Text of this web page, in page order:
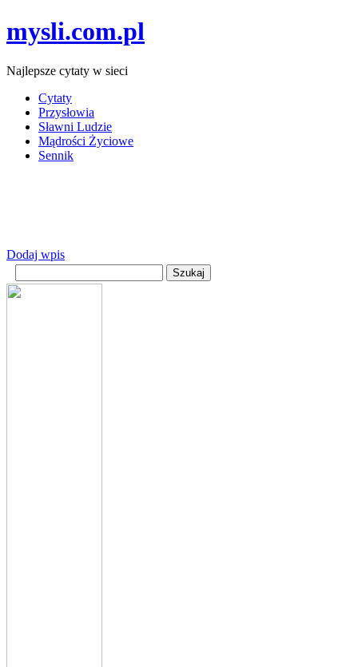
mysli.com.pl
Najlepsze cytaty w sieci
Cytaty
Przysłowia
Sławni Ludzie
Mądrości Życiowe
Sennik
Dodaj wpis